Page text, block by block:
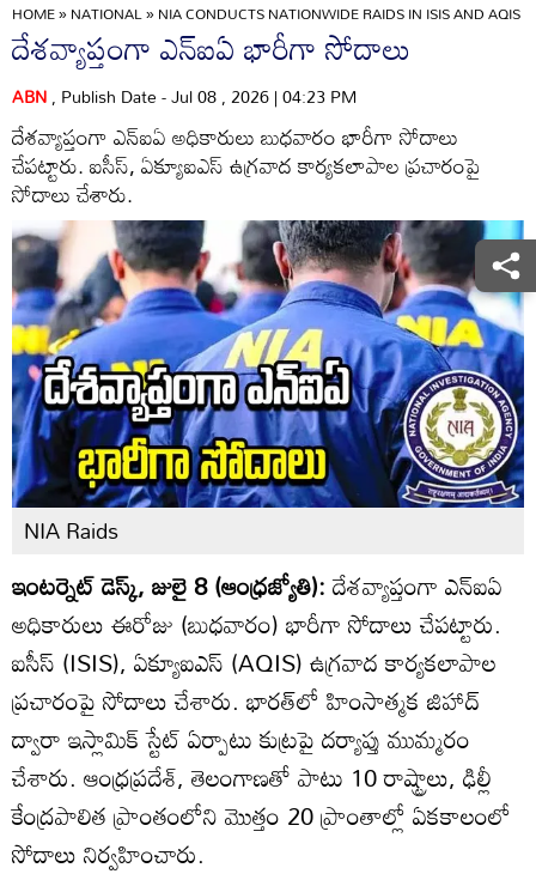
HOME»NATIONAL»NIA CONDUCTS NATIONWIDE RAIDS IN ISIS AND AQIS
దేశవ్యాప్తంగా ఎన్‌ఐఏ భారీగా సోదాలు
ABN, Publish Date - Jul 08 , 2026 | 04:23 PM
దేశవ్యాప్తంగా ఎన్‌ఐఏ అధికారులు బుధవారం భారీగా సోదాలు
చేపట్టారు. ఐసీస్, ఏక్యూఐఎస్ ఉగ్రవాద కార్యకలాపాల ప్రచారంపై
సోదాలు చేశారు.
NIA Raids
ఇంటర్నెట్ డెస్క్, జులై 8 (ఆంధ్రజ్యోతి):దేశవ్యాప్తంగా ఎన్‌ఐఏ
అధికారులు ఈరోజు (బుధవారం) భారీగా సోదాలు చేపట్టారు.
ఐసీస్ (ISIS), ఏక్యూఐఎస్ (AQIS) ఉగ్రవాద కార్యకలాపాల
ప్రచారంపై సోదాలు చేశారు. భారత్‌లో హింసాత్మక జిహాద్
ద్వారా ఇస్లామిక్ స్టేట్ ఏర్పాటు కుట్రపై దర్యాప్తు ముమ్మరం
చేశారు. ఆంధ్రప్రదేశ్, తెలంగాణతో పాటు 10 రాష్ట్రాలు, ఢిల్లీ
కేంద్రపాలిత ప్రాంతంలోని మొత్తం 20 ప్రాంతాల్లో ఏకకాలంలో
సోదాలు నిర్వహించారు.